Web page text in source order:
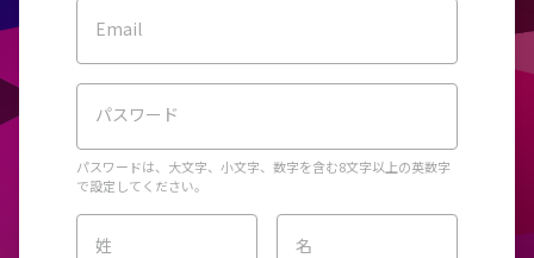
Email
パスワード
パスワードは、大文字、小文字、数字を含む8文字以上の英数字
で設定してください。
姓 名